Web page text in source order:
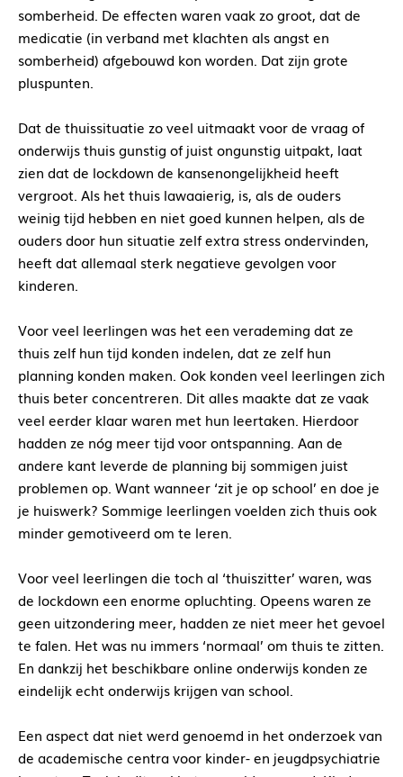
somberheid. De effecten waren vaak zo groot, dat de
medicatie (in verband met klachten als angst en
somberheid) afgebouwd kon worden. Dat zijn grote
pluspunten.
Dat de thuissituatie zo veel uitmaakt voor de vraag of
onderwijs thuis gunstig of juist ongunstig uitpakt, laat
zien dat de lockdown de kansenongelijkheid heeft
vergroot. Als het thuis lawaaierig, is, als de ouders
weinig tijd hebben en niet goed kunnen helpen, als de
ouders door hun situatie zelf extra stress ondervinden,
heeft dat allemaal sterk negatieve gevolgen voor
kinderen.
Voor veel leerlingen was het een verademing dat ze
thuis zelf hun tijd konden indelen, dat ze zelf hun
planning konden maken. Ook konden veel leerlingen zich
thuis beter concentreren. Dit alles maakte dat ze vaak
veel eerder klaar waren met hun leertaken. Hierdoor
hadden ze nóg meer tijd voor ontspanning. Aan de
andere kant leverde de planning bij sommigen juist
problemen op. Want wanneer ‘zit je op school’ en doe je
je huiswerk? Sommige leerlingen voelden zich thuis ook
minder gemotiveerd om te leren.
Voor veel leerlingen die toch al ‘thuiszitter’ waren, was
de lockdown een enorme opluchting. Opeens waren ze
geen uitzondering meer, hadden ze niet meer het gevoel
te falen. Het was nu immers ‘normaal’ om thuis te zitten.
En dankzij het beschikbare online onderwijs konden ze
eindelijk echt onderwijs krijgen van school.
Een aspect dat niet werd genoemd in het onderzoek van
de academische centra voor kinder- en jeugdpsychiatrie